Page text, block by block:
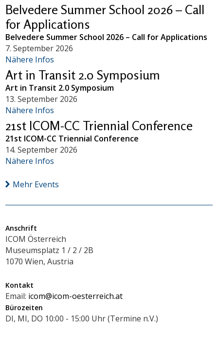
Belvedere Summer School 2026 – Call
for Applications
Belvedere Summer School 2026 – Call for Applications
7. September 2026
Nähere Infos
Art in Transit 2.0 Symposium
Art in Transit 2.0 Symposium
13. September 2026
Nähere Infos
21st ICOM-CC Triennial Conference
21st ICOM-CC Triennial Conference
14. September 2026
Nähere Infos
Mehr Events
Anschrift
ICOM Österreich
Museumsplatz 1 / 2 / 2B
1070 Wien, Austria
Kontakt
Email: icom@icom-oesterreich.at
Bürozeiten
DI, MI, DO 10:00 - 15:00 Uhr (Termine n.V.)